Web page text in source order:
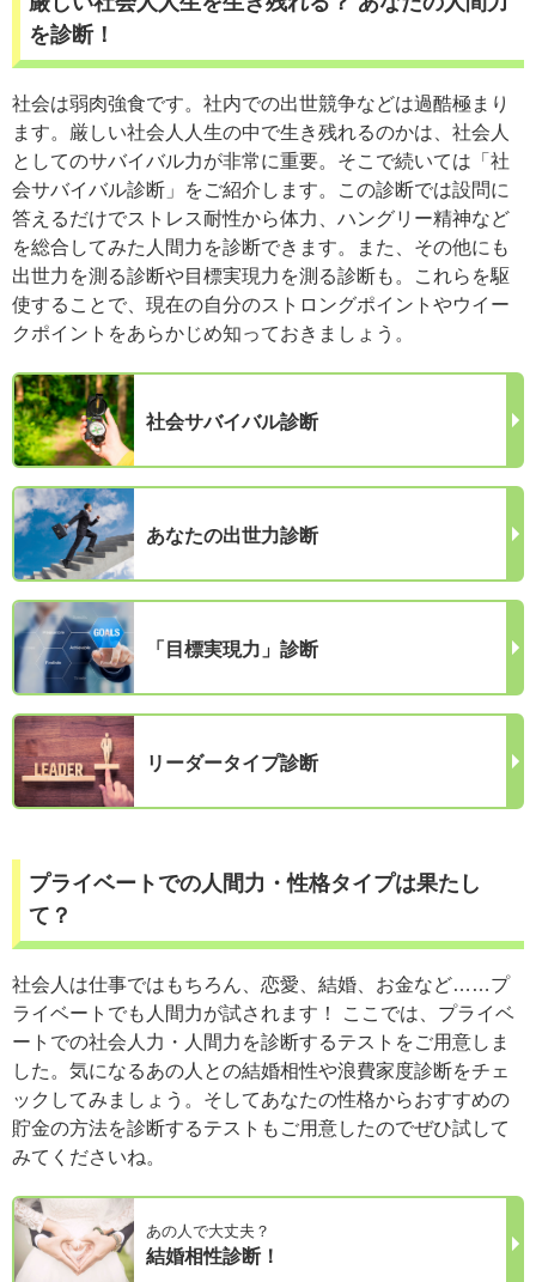
を診断！
社会は弱肉強食です。社内での出世競争などは過酷極まり
ます。厳しい社会人人生の中で生き残れるのかは、社会人
としてのサバイバル力が非常に重要。そこで続いては「社
会サバイバル診断」をご紹介します。この診断では設問に
答えるだけでストレス耐性から体力、ハングリー精神など
を総合してみた人間力を診断できます。また、その他にも
出世力を測る診断や目標実現力を測る診断も。これらを駆
使することで、現在の自分のストロングポイントやウイー
クポイントをあらかじめ知っておきましょう。
社会サバイバル診断
あなたの出世力診断
「目標実現力」診断
リーダータイプ診断
プライベートでの人間力・性格タイプは果たし
て？
社会人は仕事ではもちろん、恋愛、結婚、お金など……プ
ライベートでも人間力が試されます！ ここでは、プライベ
ートでの社会人力・人間力を診断するテストをご用意しま
した。気になるあの人との結婚相性や浪費家度診断をチェ
ックしてみましょう。そしてあなたの性格からおすすめの
貯金の方法を診断するテストもご用意したのでぜひ試して
みてくださいね。
あの人で大丈夫？
結婚相性診断！